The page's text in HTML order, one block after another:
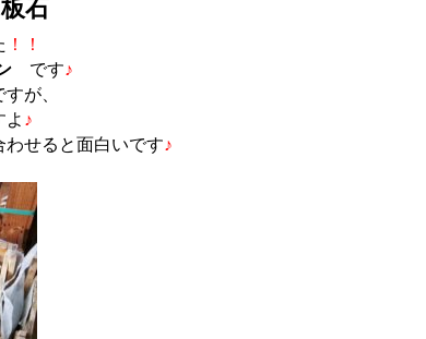
石
！！
です♪
が、
よ ♪
わせると面白いです♪